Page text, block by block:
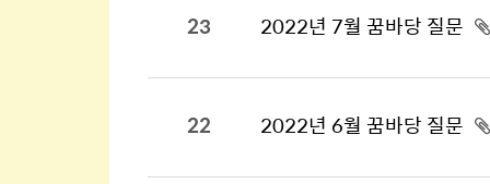
23 2022년 7월 꿈바당 질문
22 2022년 6월 꿈바당 질문